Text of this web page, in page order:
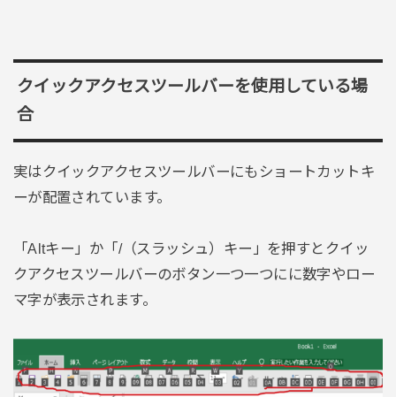
クイックアクセスツールバーを使用している場
合
実はクイックアクセスツールバーにもショートカットキ
ーが配置されています。
「Altキー」か「/（スラッシュ）キー」を押すとクイッ
クアクセスツールバーのボタン一つ一つにに数字やロー
マ字が表示されます。